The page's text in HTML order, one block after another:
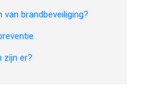
brandbeveiliging?
zijn er?